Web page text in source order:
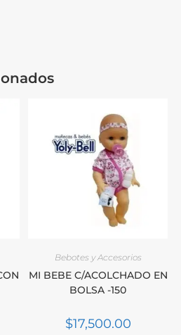
Bebotes y Accesorios
MI BEBE C/ACOLCHADO EN
BOLSA -150
$17,500.00